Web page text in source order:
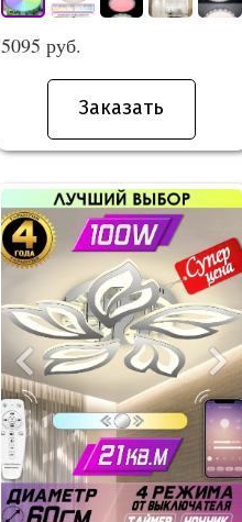
5095 руб.
Заказать